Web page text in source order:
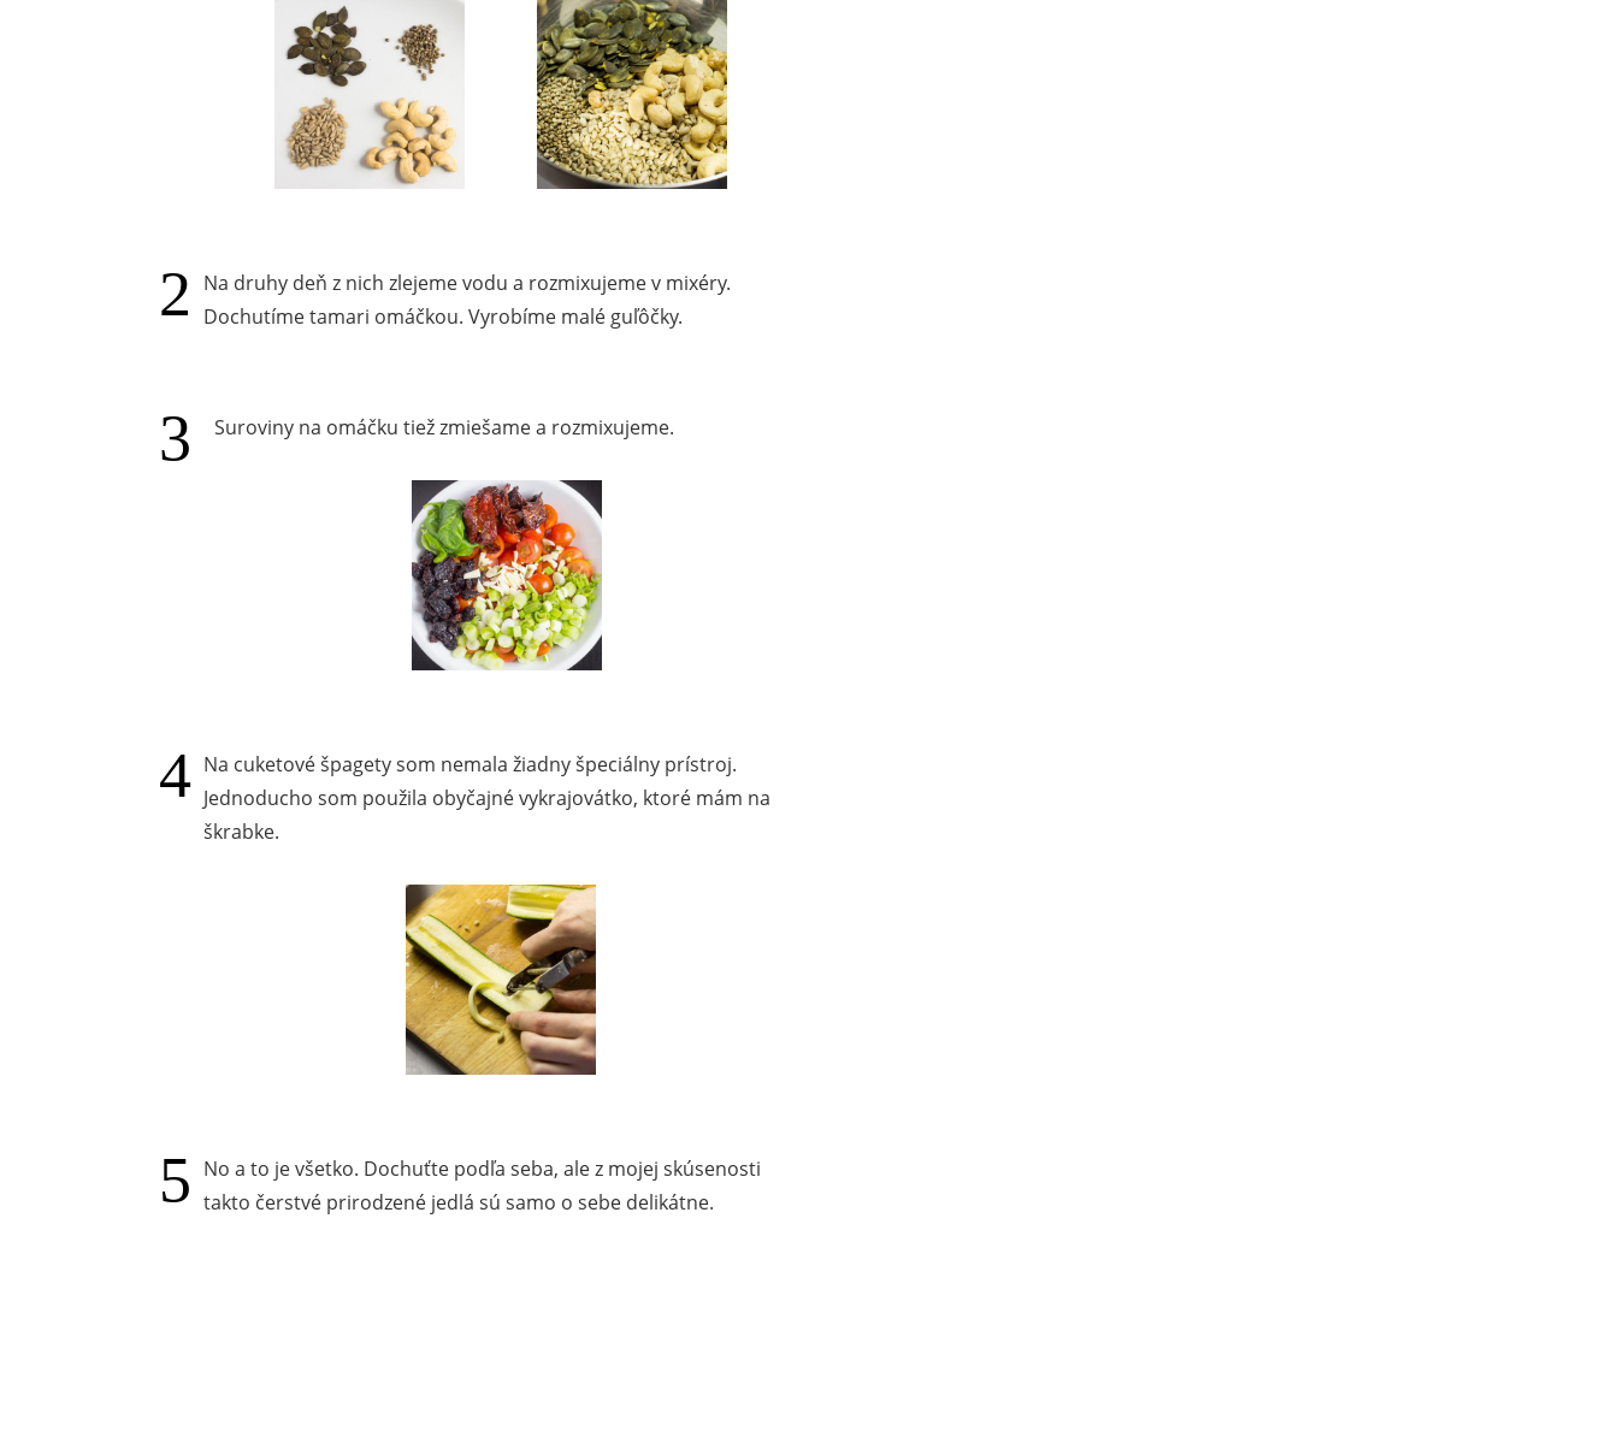
Na druhy deň z nich zlejeme vodu a rozmixujeme v mixéry.
Dochutíme tamari omáčkou. Vyrobíme malé guľôčky.
Suroviny na omáčku tiež zmiešame a rozmixujeme.
Na cuketové špagety som nemala žiadny špeciálny prístroj.
Jednoducho som použila obyčajné vykrajovátko, ktoré mám na
škrabke.
No a to je všetko. Dochuťte podľa seba, ale z mojej skúsenosti
takto čerstvé prirodzené jedlá sú samo o sebe delikátne.